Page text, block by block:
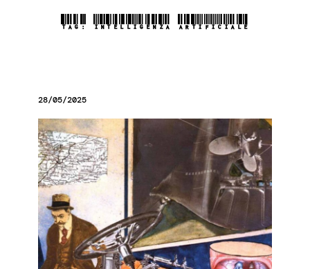
TAG: INTELLIGENZA ARTIFICIALE
28/05/2025